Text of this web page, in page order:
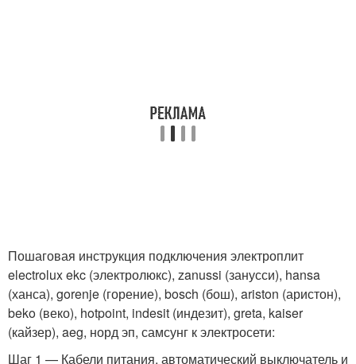
Пошаговая инструкция подключения электроплит
electrolux ekc (электролюкс), zanussi (занусси), hansa
(ханса), gorenje (горение), bosch (бош), ariston (аристон),
beko (веко), hotpoint, indesit (индезит), greta, kaiser
(кайзер), aeg, норд эп, самсунг к электросети:
Шаг 1 — Кабели питания, автоматический выключатель и